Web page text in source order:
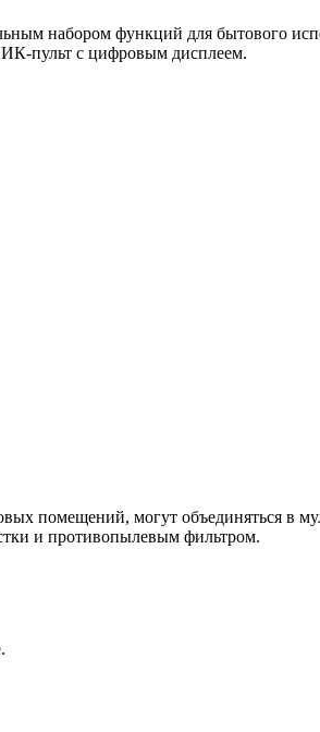
набором функций для бытового
ИК-пульт с цифровым дисплеем.
помещений, могут объединяться в
и противопылевым фильтром.